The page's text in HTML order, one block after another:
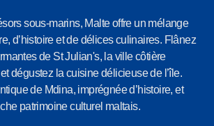
sous-marins, Malte offre un mélange
d’histoire et de délices culinaires. Flânez
de St Julian's, la ville côtière
dégustez la cuisine délicieuse de l’île.
de Mdina, imprégnée d’histoire, et
patrimoine culturel maltais.